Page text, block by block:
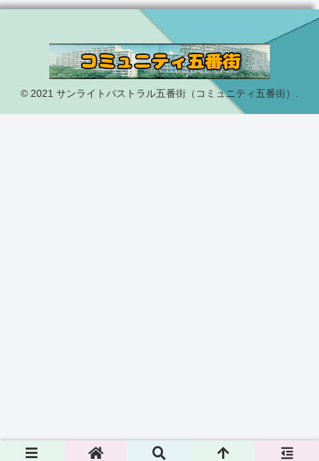
© 2021 サンライトパストラル五番街（コミュニティ五番街）.